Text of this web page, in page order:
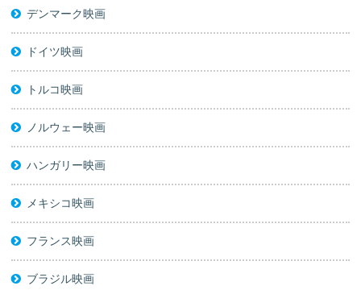
デンマーク映画
ドイツ映画
トルコ映画
ノルウェー映画
ハンガリー映画
メキシコ映画
フランス映画
ブラジル映画